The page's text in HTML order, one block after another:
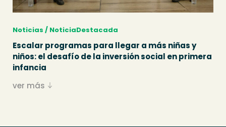
Noticias / NoticiaDestacada
Escalar programas para llegar a más niñas y
niños: el desafío de la inversión social en primera
infancia
ver más